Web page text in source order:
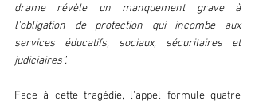
drame révèle un manquement grave à
l'obligation de protection qui incombe aux
services éducatifs, sociaux, sécuritaires et
judiciaires”.
Face à cette tragédie, l'appel formule quatre